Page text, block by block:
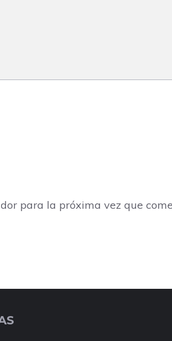
para la próxima vez que